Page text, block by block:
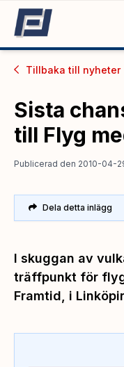
Tillbaka till nyheter
Sista
till Flyg
Publicerad den 2010-04-
Dela detta inlägg
I skuggan av
träffpunkt för
Framtid, i